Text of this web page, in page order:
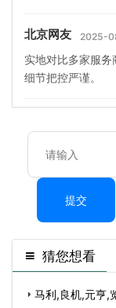
北京网友 2025-
实地对比多家服
细节把控严谨。
提交
猜您想看
马利,良机,元亨,